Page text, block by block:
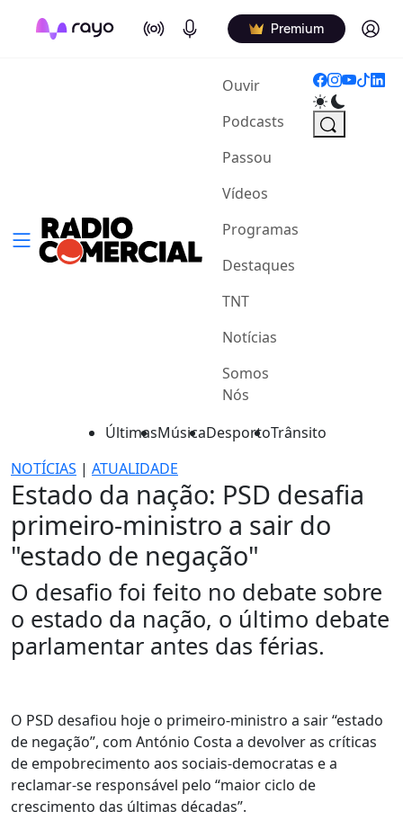
On Air Podcasts Premium Log in
Ouvir(current)
Podcasts
Passou
Vídeos
Programas
Destaques
TNT
Notícias
Somos
Nós
ÚltimasMúsicaDesportoTrânsito
NOTÍCIAS | ATUALIDADE
Estado da nação: PSD desafia
primeiro-ministro a sair do
"estado de negação"
O desafio foi feito no debate sobre
o estado da nação, o último debate
parlamentar antes das férias.
O PSD desafiou hoje o primeiro-ministro a sair “estado
de negação”, com António Costa a devolver as críticas
de empobrecimento aos sociais-democratas e a
reclamar-se responsável pelo “maior ciclo de
crescimento das últimas décadas”.